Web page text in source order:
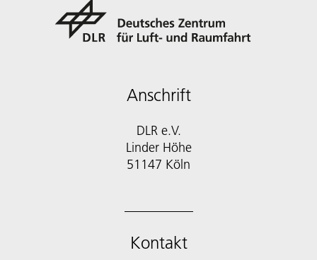
Anschrift
DLR e.V.
Linder Höhe
51147 Köln
Kontakt